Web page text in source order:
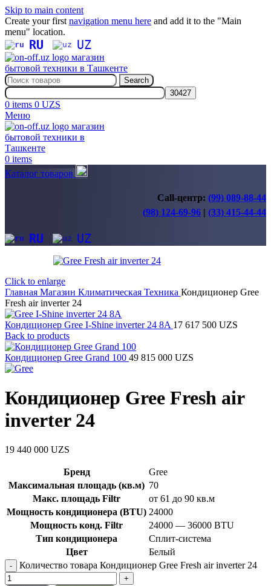
Skip to main content
Create your first navigation menu here and add it to the "Main
menu" location.
RU UZ
Search
0 items 0 UZS
Меню
0 items
Каталог товаров
Call-центр: (99) 089-88-44
(98) 124-69-96 | (33) 415-44-44
RU UZ
Click to enlarge
Главная Магазин Климатическая Техника Кондиционер Gree
Fresh air inverter 24
Кондиционер Gree I-Shine inverter 24 8A 17 617 500 UZS
Back to products
Кондиционер Gree Grand 100 49 815 000 UZS
Кондиционер Gree Fresh air
inverter 24
19 440 000 UZS
Бренд
Gree
Максимальная площадь (кв.м) 70
Макс. площадь Filtr
от 61 до 90 кв.м
Мощность кондиционера (BTU) 24000
Мощность конд. Filtr
24000 — 36000 BTU
Тип кондиционера
Сплит-система
Цвет
Белый
Количество товара Кондиционер Gree Fresh air inverter 24